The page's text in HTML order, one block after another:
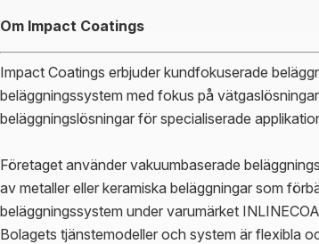
Om Impact Coatings
Impact Coatings erbjuder kundfokuserade
beläggningssystem med fokus på
beläggningslösningar för specialiserade
Företaget använder vakuumbaserade
av metaller eller keramiska beläggningar som
beläggningssystem under varumärket
Bolagets tjänstemodeller och system är flexibla